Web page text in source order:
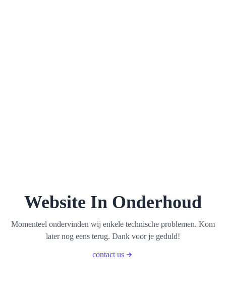
Website In Onderhoud
Momenteel ondervinden wij enkele technische problemen. Kom
later nog eens terug. Dank voor je geduld!
contact us